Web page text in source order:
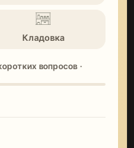
Кладовка